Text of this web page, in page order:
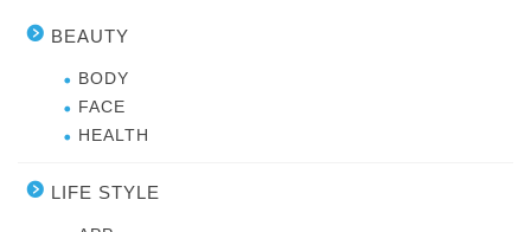
BEAUTY
BODY
FACE
HEALTH
LIFE STYLE